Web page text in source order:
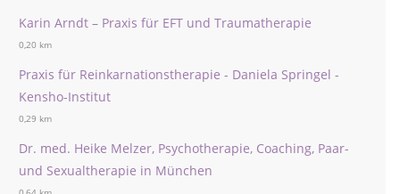
Karin Arndt – Praxis für EFT und Traumatherapie
0,20 km
Praxis für Reinkarnationstherapie - Daniela Springel -
Kensho-Institut
0,29 km
Dr. med. Heike Melzer, Psychotherapie, Coaching, Paar-
und Sexualtherapie in München